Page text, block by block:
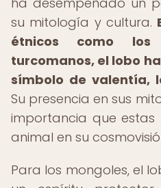
su mitología y cultura.
étnicos como
turcomanos, el lobo
símbolo de valentía,
Su presencia en sus
importancia que
animal en su
Para los mongoles, el